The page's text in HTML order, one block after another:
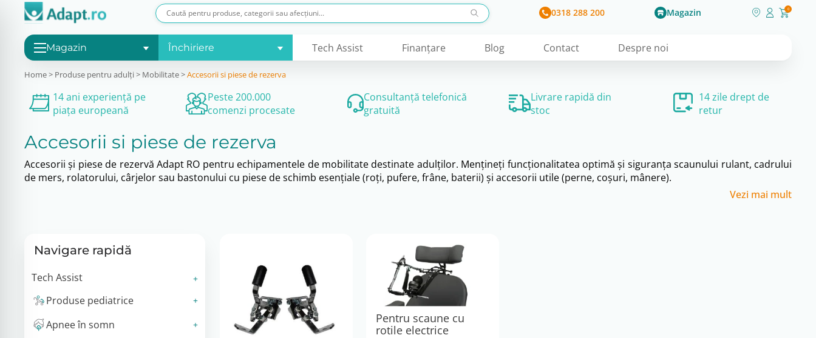
0318 288 200 Magazin 0
Magazin Închiriere Tech Assist Finanţare Blog Contact Despre noi
Home> Produse pentru adulţi> Mobilitate>Accesorii si piese de rezerva
14 ani experiență pe
piața europeană
Peste 200.000
comenzi procesate
Consultanță telefonică
gratuită
Livrare rapidă din
stoc
14 zile drept de
retur
Accesorii si piese de rezerva
Accesorii și piese de rezervă Adapt RO pentru echipamentele de mobilitate destinate adulților. Mențineți funcționalitatea optimă și siguranța scaunului rulant, cadrului
de mers, rolatorului, cârjelor sau bastonului cu piese de schimb esențiale (roți, pufere, frâne, baterii) și accesorii utile (perne, coșuri, mânere).
Vezi mai mult
Navigare rapidă
Tech Assist
Produse pediatrice
Apnee în somn
Pentru scaune cu
rotile electrice